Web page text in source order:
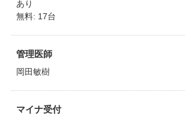
あり
無料: 17台
管理医師
岡田敏樹
マイナ受付